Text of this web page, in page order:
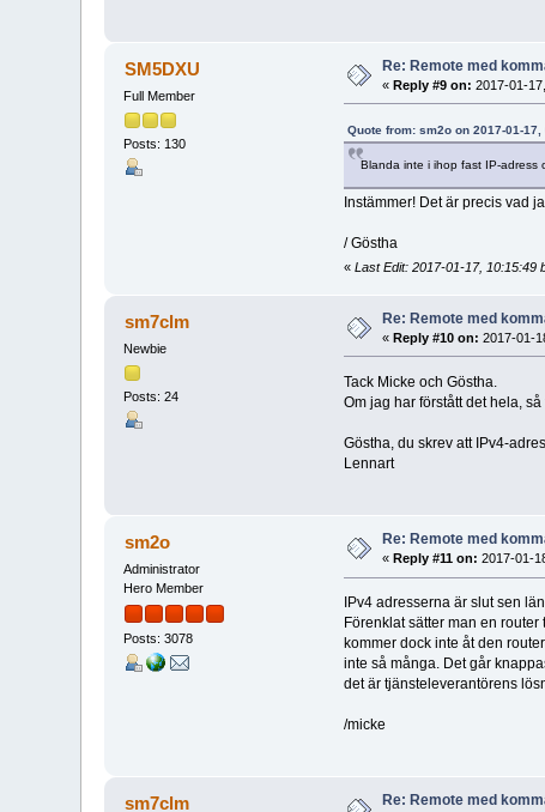
SM5DXU
Full Member
Posts: 130
Re: Remote med
«Reply #9 on: 2017-01-
Quote from: sm2o on 2017-01-17,
Blanda inte i ihop fast IP-adress
Instämmer! Det är precis vad
/ Göstha
« Last Edit: 2017-01-17, 10:15:49
sm7clm
Newbie
Posts: 24
Re: Remote med
«Reply #10 on: 2017-01-
Tack Micke och Göstha.
Om jag har förstått det hela,
Göstha, du skrev att IPv4-
Lennart
sm2o
Administrator
Hero Member
Posts: 3078
Re: Remote med
«Reply #11 on: 2017-01-
IPv4 adresserna är slut sen
Förenklat sätter man en
kommer dock inte åt den
inte så många. Det går
det är tjänsteleverantörens
/micke
sm7clm Re: Remote med